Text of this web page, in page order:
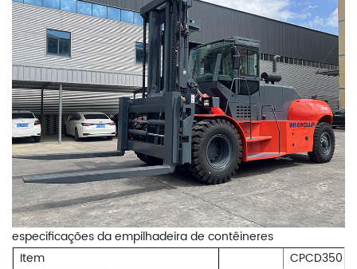
especificações da empilhadeira de contêineres
Item
CPCD350